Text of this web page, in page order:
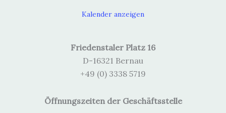
Kalender anzeigen
Friedenstaler Platz 16
D-16321 Bernau
+49 (0) 3338 5719
Öffnungszeiten der Geschäftsstelle